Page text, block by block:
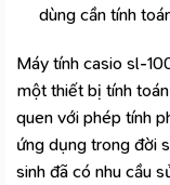
dùng cần tính
Máy tính casio sl-
một thiết bị tính
quen với phép tính
ứng dụng trong đời
sinh đã có nhu cầu